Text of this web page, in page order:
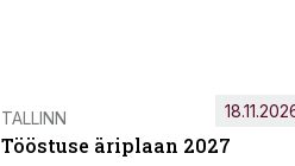
TALLINN
Tööstuse äriplaan 2027